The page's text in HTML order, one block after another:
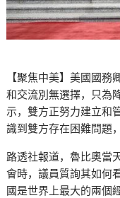
【聚焦中美】美國國
和交流別無選擇，只為
示，雙方正努力建立和
識到雙方存在困難問題
路透社報道，魯比奧當
會時，議員質詢其如何
國是世界上最大的兩個